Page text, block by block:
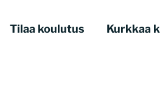
Tilaa koulutus Kurkkaa